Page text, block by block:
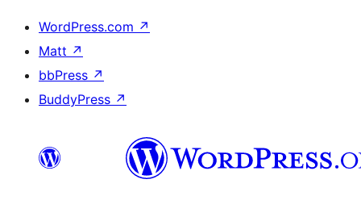
WordPress.com ↗
Matt ↗
bbPress ↗
BuddyPress ↗